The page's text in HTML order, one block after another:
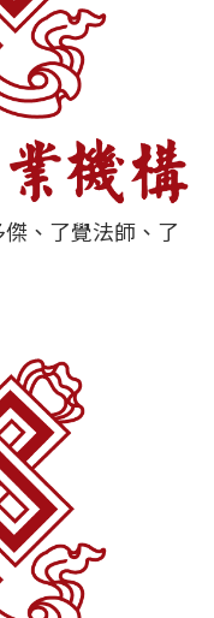
、了覺法師、了